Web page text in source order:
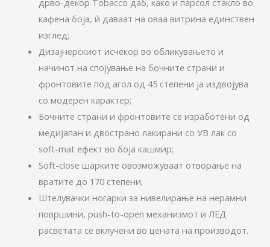
дрво-декор Tobacco даб, како и парсол стакло во
кафена боја, ѝ даваат на оваа витрина единствен
изглед;
Дизајнерскиот исчекор во обликувањето и
начинот на спојување на бочните страни и
фронтовите под агол од 45 степени ја издвојува
со модерен карактер;
Бочните страни и фронтовите се изработени од
медијапан и двострано лакирани со УВ лак со
soft-mat ефект во боја кашмир;
Soft-close шарките овозможуваат отворање на
вратите до 170 степени;
Штелувачки ногарки за нивелирање на нерамни
површини, push-to-open механизмот и ЛЕД
расветата се вклучени во цената на производот.